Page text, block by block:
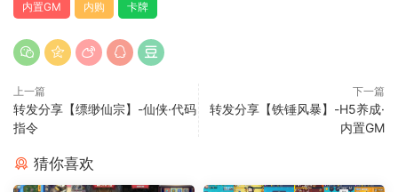
内置GM 内购 卡牌
上一篇
转发分享【缥缈仙宗】-仙侠·代码
指令
下一篇
转发分享【铁锤风暴】-H5养成·
内置GM
猜你喜欢